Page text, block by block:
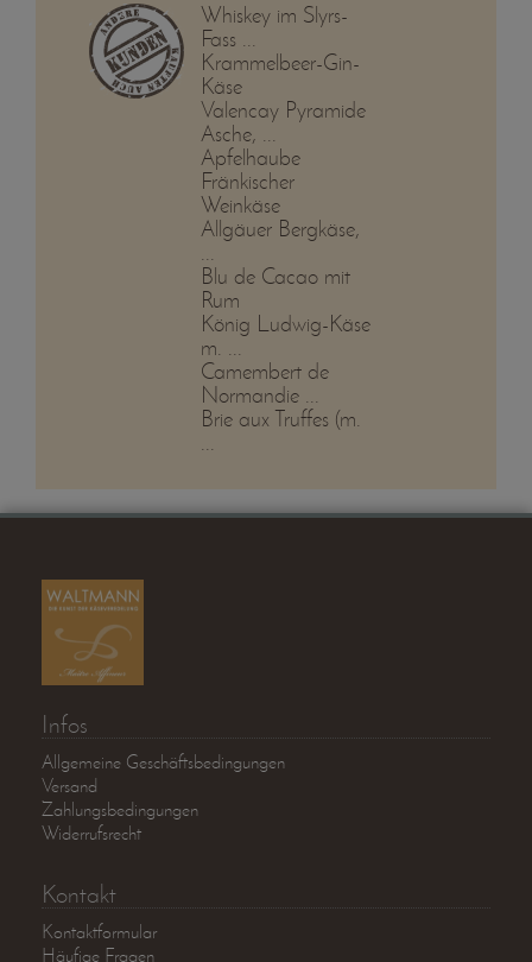
Whiskey im Slyrs-
Fass ...
Krammelbeer-Gin-
Käse
Valencay Pyramide
Asche, ...
Apfelhaube
Fränkischer
Weinkäse
Allgäuer Bergkäse,
...
Blu de Cacao mit
Rum
König Ludwig-Käse
m. ...
Camembert de
Normandie ...
Brie aux Truffes (m.
...
Infos
Allgemeine Geschäftsbedingungen
Versand
Zahlungsbedingungen
Widerrufsrecht
Kontakt
Kontaktformular
Häufige Fragen